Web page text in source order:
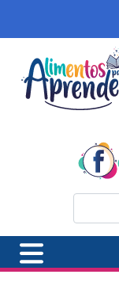
Pasar al contenido